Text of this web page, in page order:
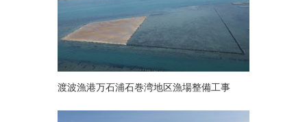
渡波漁港万石浦石巻湾地区漁場整備工事